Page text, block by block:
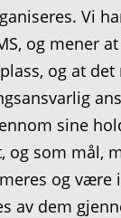
Vi
og mener
og at det
sine
og som mål,
og være
av dem